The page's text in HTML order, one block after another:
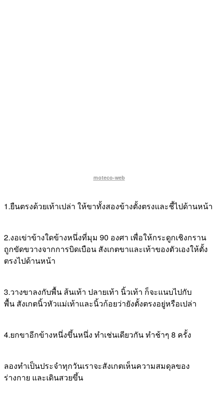
moteco-web
1.ยืนตรงด้วยเท้าเปล่า ให้ขาทั้งสองข้างตั้งตรงและชี้ไปด้านหน้า
2.งอเข่าข้างใดข้างหนึ่งที่มุม 90 องศา เพื่อให้กระดูกเชิงกราน
ถูกขัดขวางจากการบิดเบือน สังเกตขาและเท้าของตัวเองให้ตั้ง
ตรงไปด้านหน้า
3.วางขาลงกับพื้น ส้นเท้า ปลายเท้า นิ้วเท้า ก็จะแนบไปกับ
พื้น สังเกตนิ้วหัวแม่เท้าและนิ้วก้อยว่ายังตั้งตรงอยู่หรือเปล่า
4.ยกขาอีกข้างหนึ่งขึ้นหนึ่ง ทำเช่นเดียวกัน ทำช้าๆ 8 ครั้ง
ลองทำเป็นประจำทุกวันเราจะสังเกตเห็นความสมดุลของ
ร่างกาย และเดินสวยขึ้น